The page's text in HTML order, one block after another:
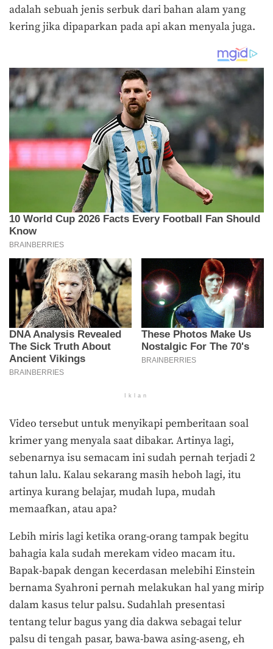
adalah sebuah jenis serbuk dari bahan alam yang
kering jika dipaparkan pada api akan menyala juga.
Iklan
Video tersebut untuk menyikapi pemberitaan soal
krimer yang menyala saat dibakar. Artinya lagi,
sebenarnya isu semacam ini sudah pernah terjadi 2
tahun lalu. Kalau sekarang masih heboh lagi, itu
artinya kurang belajar, mudah lupa, mudah
memaafkan, atau apa?
Lebih miris lagi ketika orang-orang tampak begitu
bahagia kala sudah merekam video macam itu.
Bapak-bapak dengan kecerdasan melebihi Einstein
bernama Syahroni pernah melakukan hal yang mirip
dalam kasus telur palsu. Sudahlah presentasi
tentang telur bagus yang dia dakwa sebagai telur
palsu di tengah pasar, bawa-bawa asing-aseng, eh